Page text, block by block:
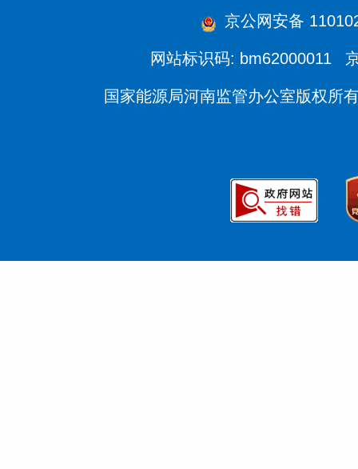
京公网安备
网站标识码: bm62000011
国家能源局河南监管办公室版权所